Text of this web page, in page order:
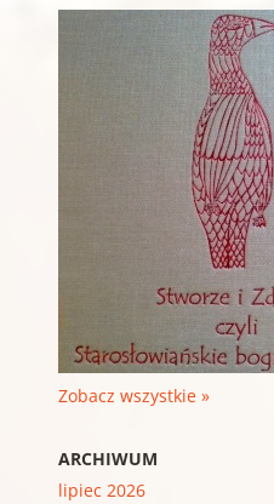
Zobacz wszystkie »
ARCHIWUM
lipiec 2026